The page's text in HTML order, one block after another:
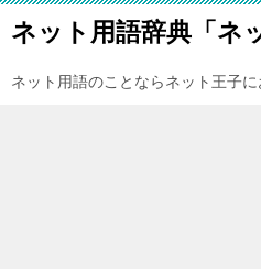
ネット用語辞典「ネ
ネット用語のことならネット王子